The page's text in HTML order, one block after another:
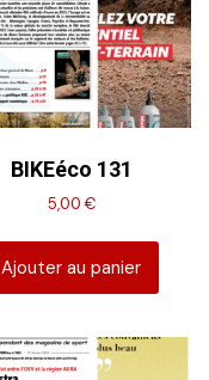
BIKEéco 131
5,00€
Ajouter au panier